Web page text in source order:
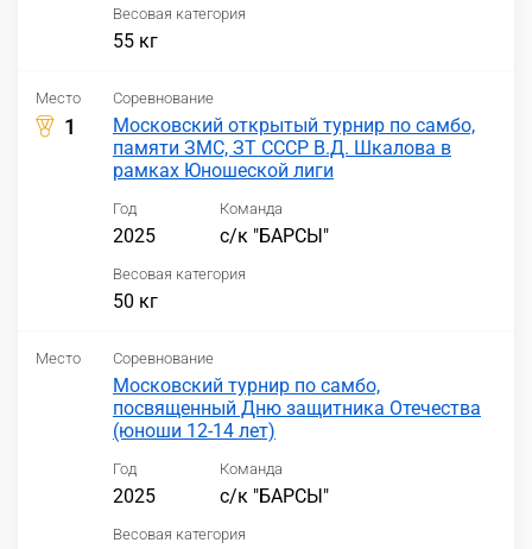
Весовая категория
55 кг
Место
1
Соревнование
Московский открытый турнир по самбо,
памяти ЗМС, ЗТ СССР В.Д. Шкалова в
рамках Юношеской лиги
Год
2025
Команда
с/к "БАРСЫ"
Весовая категория
50 кг
Место Соревнование
Московский турнир по самбо,
посвященный Дню защитника Отечества
(юноши 12-14 лет)
Год
2025
Команда
с/к "БАРСЫ"
Весовая категория